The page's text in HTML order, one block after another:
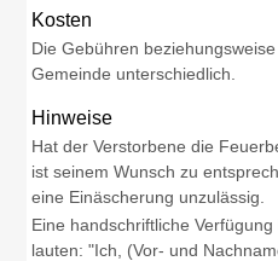
Kosten
Die Gebühren
Gemeinde unterschiedlich.
Hinweise
Hat der Verstorbene die
ist seinem Wunsch zu
eine Einäscherung unzulässig.
Eine handschriftliche
lauten: "Ich, (Vor- und